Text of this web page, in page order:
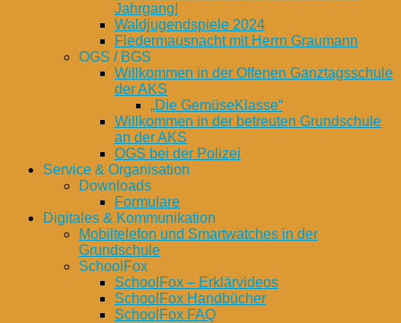
Jahrgang!
Waldjugendspiele 2024
Fledermausnacht mit Herrn Graumann
OGS / BGS
Willkommen in der Offenen Ganztagsschule
der AKS
„Die GemüseKlasse“
Willkommen in der betreuten Grundschule
an der AKS
OGS bei der Polizei
Service & Organisation
Downloads
Formulare
Digitales & Kommunikation
Mobiltelefon und Smartwatches in der
Grundschule
SchoolFox
SchoolFox – Erklärvideos
SchoolFox Handbücher
SchoolFox FAQ